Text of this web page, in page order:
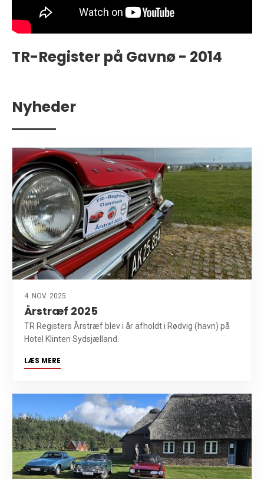
TR-Register på Gavnø - 2014
Nyheder
4. NOV. 2025
Årstræf 2025
TR Registers Årstræf blev i år afholdt i Rødvig (havn) på
Hotel Klinten Sydsjælland.
LÆS MERE